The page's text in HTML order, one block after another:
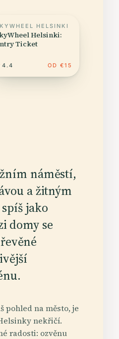
HELSINKI
Helsinki:
Ticket
4.4 OD €15
náměstí,
a žitným
jako
domy se
pohled na město, je
nekřičí.
radosti: ozvěnu